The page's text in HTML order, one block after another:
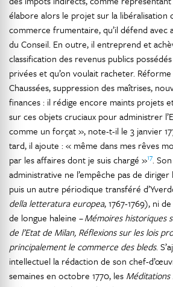
élabore alors le projet sur la libéralisation
commerce frumentaire, qu’il défend avec
du Conseil. En outre, il entreprend et
classification des revenus publics
privées et qu’on voulait racheter.
Chaussées, suppression des maîtrises,
finances : il rédige encore maints projets
sur ces objets cruciaux pour administrer
comme un forçat », note-t-il le 3 janvier
tard, il ajoute : « même dans mes rêves
par les affaires dont je suis chargé »17.
administrative ne l’empêche pas de diriger
puis un autre périodique transféré
della letteratura europea, 1767-1769), ni
de longue haleine –Mémoires historiques
de l’Etat de Milan, Réflexions sur les lois
principalement le commerce des bleds.
intellectuel la rédaction de son chef-
semaines en octobre 1770, les Méditations